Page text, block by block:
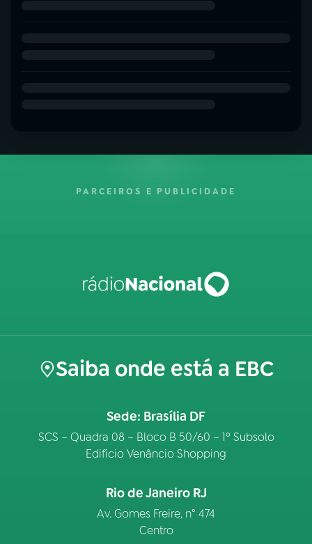
PARCEIROS E PUBLICIDADE
Saiba onde está a EBC
Sede: Brasília DF
SCS – Quadra 08 – Bloco B 50/60 – 1º Subsolo
Edifício Venâncio Shopping
Rio de Janeiro RJ
Av. Gomes Freire, n° 474
Centro